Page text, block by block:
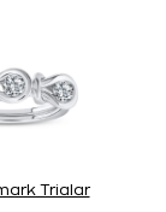
Trialar